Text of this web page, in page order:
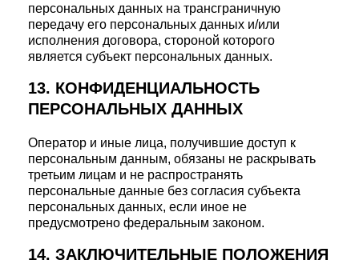
персональных данных на трансграничную
передачу его персональных данных и/или
исполнения договора, стороной которого
является субъект персональных данных.
13. КОНФИДЕНЦИАЛЬНОСТЬ
ПЕРСОНАЛЬНЫХ ДАННЫХ
Оператор и иные лица, получившие доступ к
персональным данным, обязаны не раскрывать
третьим лицам и не распространять
персональные данные без согласия субъекта
персональных данных, если иное не
предусмотрено федеральным законом.
14. ЗАКЛЮЧИТЕЛЬНЫЕ ПОЛОЖЕНИЯ